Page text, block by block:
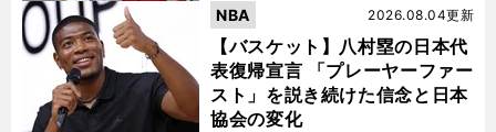
【バスケット】八村塁の日本代
表復帰宣言 「プレーヤーファー
スト」を説き続けた信念と日本
協会の変化
2026.08.04更新
NBA